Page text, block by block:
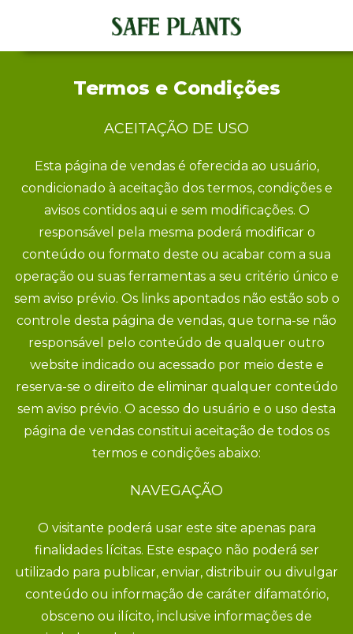
Termos e Condições
ACEITAÇÃO DE USO
Esta página de vendas é oferecida ao usuário,
condicionado à aceitação dos termos, condições e
avisos contidos aqui e sem modificações. O
responsável pela mesma poderá modificar o
conteúdo ou formato deste ou acabar com a sua
operação ou suas ferramentas a seu critério único e
sem aviso prévio. Os links apontados não estão sob o
controle desta página de vendas, que torna-se não
responsável pelo conteúdo de qualquer outro
website indicado ou acessado por meio deste e
reserva-se o direito de eliminar qualquer conteúdo
sem aviso prévio. O acesso do usuário e o uso desta
página de vendas constitui aceitação de todos os
termos e condições abaixo:
NAVEGAÇÃO
O visitante poderá usar este site apenas para
finalidades lícitas. Este espaço não poderá ser
utilizado para publicar, enviar, distribuir ou divulgar
conteúdo ou informação de caráter difamatório,
obsceno ou ilícito, inclusive informações de